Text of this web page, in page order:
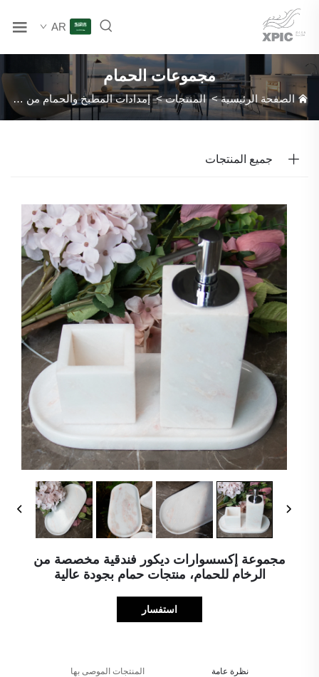
AR
مجموعات الحمام
الصفحة الرئيسية>المنتجات>إمدادات المطبخ والحمام من الرخام الطبيعي
جميع المنتجات
مجموعة إكسسوارات ديكور فندقية مخصصة من
الرخام للحمام، منتجات حمام بجودة عالية
استفسار
نظرة عامة المنتجات الموصى بها